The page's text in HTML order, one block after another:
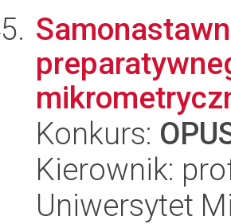
Konkurs:
Kierownik:
Uniwersytet